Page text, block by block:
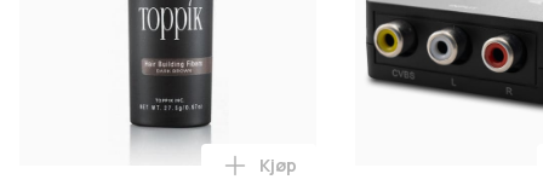
Legg Toppik - 27,5g - Dark
Kjøp